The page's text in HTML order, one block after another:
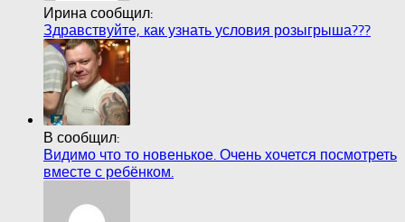
Ирина сообщил:
Здравствуйте, как узнать условия розыгрыша???
В сообщил:
Видимо что то новенькое. Очень хочется посмотреть
вместе с ребёнком.